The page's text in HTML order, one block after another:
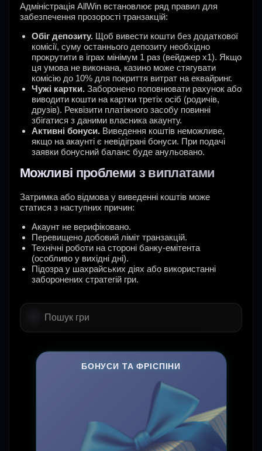
Адміністрація AllWin встановлює ряд правил для
забезпечення прозорості транзакцій:
Обіг депозиту. Щоб вивести кошти без додаткової
комісії, суму останнього депозиту необхідно
прокрутити в іграх мінімум 1 раз (вейджер x1). Якщо
ця умова не виконана, казино може стягувати
комісію до 10% для покриття витрат на еквайринг.
Чужі картки. Заборонено поповнювати рахунок або
виводити кошти на картки третіх осіб (родичів,
друзів). Реквізити платіжного засобу повинні
збігатися з даними власника акаунту.
Активні бонуси. Виведення коштів неможливе,
якщо на акаунті є невідіграні бонуси. При подачі
заявки бонусний баланс буде анульовано.
Можливі проблеми з виплатами
Затримка або відмова у виведенні коштів може
статися з наступних причин:
Акаунт не верифіковано.
Перевищено добовий ліміт транзакцій.
Технічні роботи на стороні банку-емітента
(особливо у вихідні дні).
Підозра у шахрайських діях або використанні
заборонених стратегій гри.
Найти:
БОНУСИ ТА ФРІСПІНИ